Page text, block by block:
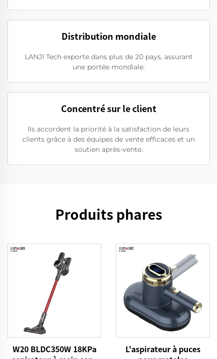
Distribution mondiale
LANJI Tech exporte dans plus de 20 pays, assurant
une portée mondiale.
Concentré sur le client
Ils accordent la priorité à la satisfaction de leurs
clients grâce à des équipes de vente efficaces et un
soutien après-vente.
Produits phares
W20 BLDC350W 18KPa
L'aspirateur à puces